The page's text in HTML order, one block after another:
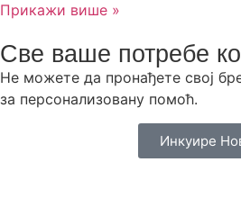
Прикажи више »
Све ваше потребе
Не можете да пронађете свој
за персонализовану помоћ.
Инкуире